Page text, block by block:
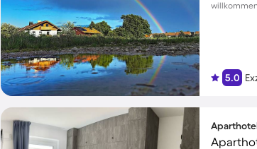
5.0
Aparthotel